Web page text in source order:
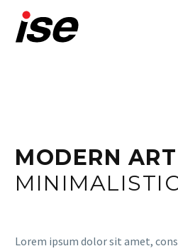
MODERN ART
Lorem ipsum dolor sit amet,